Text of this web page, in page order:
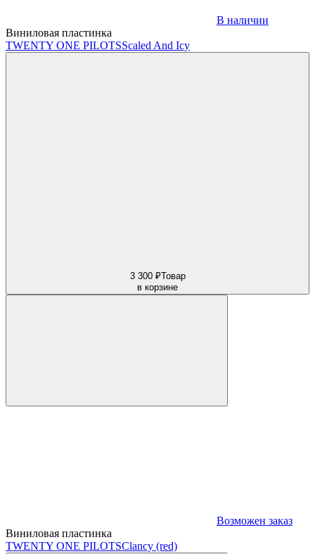
В наличии
Виниловая пластинка
TWENTY ONE PILOTSScaled And Icy
3 300 ₽Товар
в корзине
Возможен заказ
Виниловая пластинка
TWENTY ONE PILOTSClancy (red)